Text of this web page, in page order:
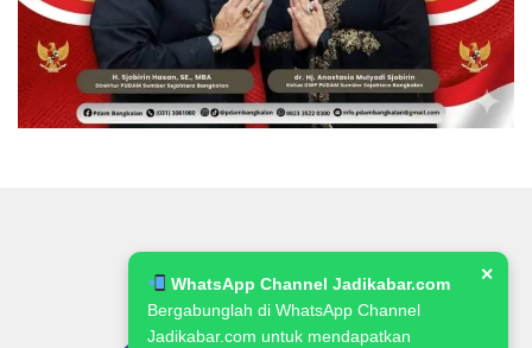
WhatsApp Channel Jadikabar.com
Bergabunglah di WhatsApp Channel
Jadikabar.com untuk mendapatkan
✕